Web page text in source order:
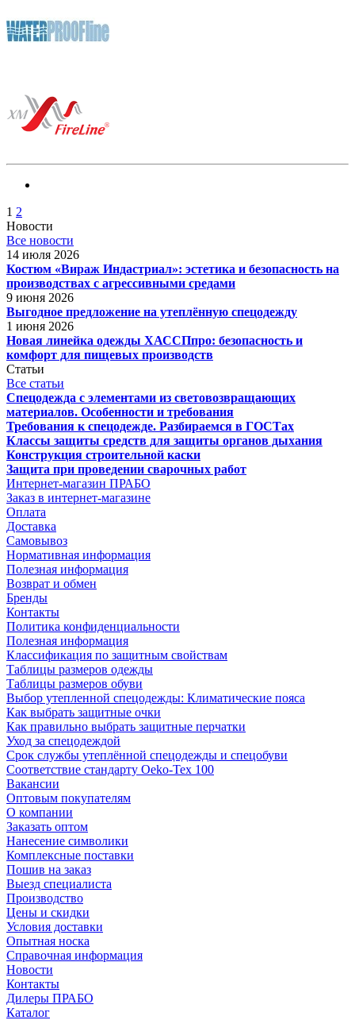
1 2
Новости
Все новости
14 июля 2026
Костюм «Вираж Индастриал»: эстетика и безопасность на
производствах с агрессивными средами
9 июня 2026
Выгодное предложение на утеплённую спецодежду
1 июня 2026
Новая линейка одежды ХАССПпро: безопасность и
комфорт для пищевых производств
Статьи
Все статьи
Спецодежда с элементами из световозвращающих
материалов. Особенности и требования
Требования к спецодежде. Разбираемся в ГОСТах
Классы защиты средств для защиты органов дыхания
Конструкция строительной каски
Защита при проведении сварочных работ
Интернет-магазин ПРАБО
Заказ в интернет-магазине
Оплата
Доставка
Самовывоз
Нормативная информация
Полезная информация
Возврат и обмен
Бренды
Контакты
Политика конфиденциальности
Полезная информация
Классификация по защитным свойствам
Таблицы размеров одежды
Таблицы размеров обуви
Выбор утепленной спецодежды: Климатические пояса
Как выбрать защитные очки
Как правильно выбрать защитные перчатки
Уход за спецодеждой
Срок службы утеплённой спецодежды и спецобуви
Соответствие стандарту Oeko-Tex 100
Вакансии
Оптовым покупателям
О компании
Заказать оптом
Нанесение символики
Комплексные поставки
Пошив на заказ
Выезд специалиста
Производство
Цены и скидки
Условия доставки
Опытная носка
Справочная информация
Новости
Контакты
Дилеры ПРАБО
Каталог